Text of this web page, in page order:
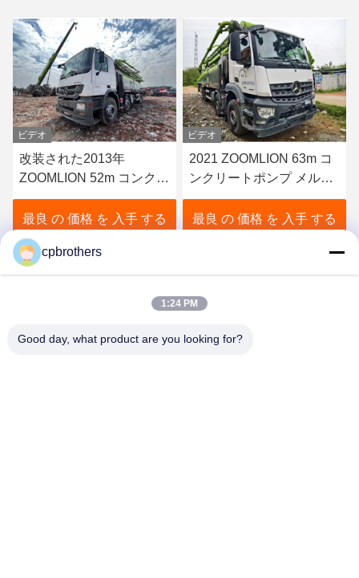
ビデオ
2021 ZOOMLION 63m コ
ンクリートポンプ メルセ
デス・ベンツ・シャシー
販売
最良 の 価格 を 入手 する
ビデオ
2014年にプッツマイスタ
ーのために使用された水
力加工プロセス46メート
ルのコンクリートポンプ
最良 の 価格 を 入手 する
cpbrothers
1:24 PM
Good day, what product are you looking for?